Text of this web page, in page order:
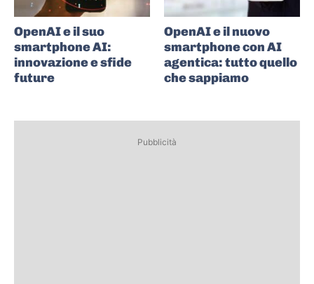
OpenAI e il suo
smartphone AI:
innovazione e sfide
future
OpenAI e il nuovo
smartphone con AI
agentica: tutto quello
che sappiamo
Pubblicità